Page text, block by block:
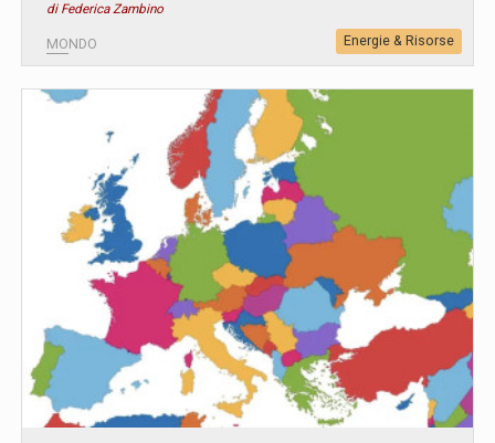
di Federica Zambino
MONDO Energie & Risorse